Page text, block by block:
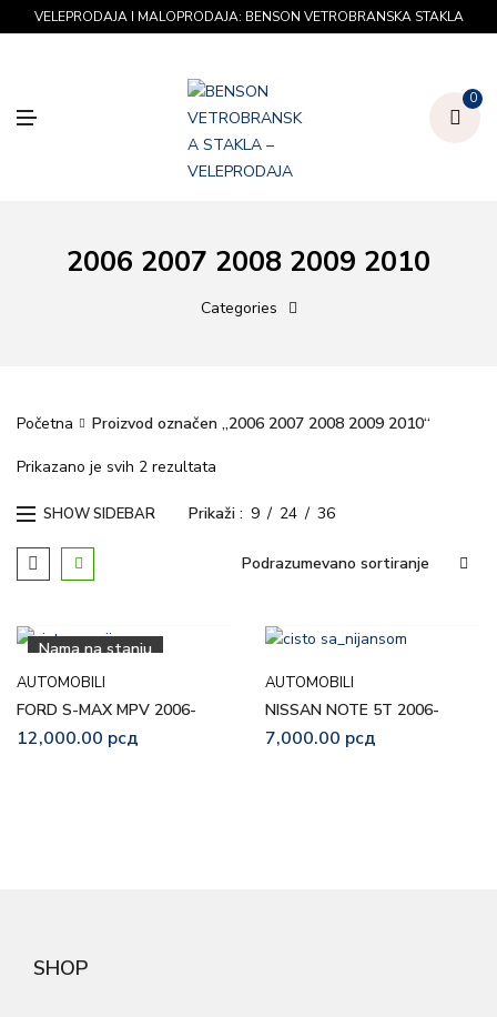
VELEPRODAJA I MALOPRODAJA: BENSON VETROBRANSKA STAKLA
U
0
2006 2007 2008 2009 2010
Categories
Početna Proizvod označen „2006 2007 2008 2009 2010“
Prikazano je svih 2 rezultata
SHOW SIDEBAR Prikaži 9 24 36
Podrazumevano sortiranje
Nama na stanju
AUTOMOBILI
FORD S-MAX MPV 2006-
12,000.00 рсд
AUTOMOBILI
NISSAN NOTE 5T 2006-
7,000.00 рсд
SHOP